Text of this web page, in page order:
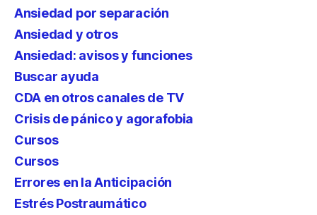
Ansiedad por separación
Ansiedad y otros
Ansiedad: avisos y funciones
Buscar ayuda
CDA en otros canales de TV
Crisis de pánico y agorafobia
Cursos
Cursos
Errores en la Anticipación
Estrés Postraumático